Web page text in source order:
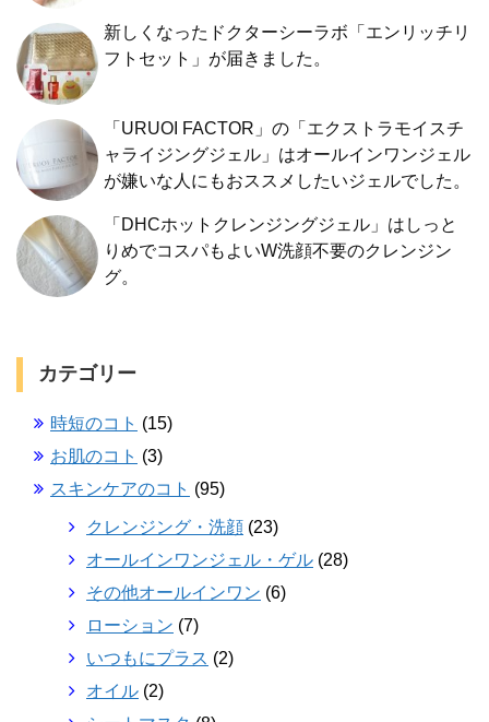
新しくなったドクターシーラボ「エンリッチリ
フトセット」が届きました。
「URUOI FACTOR」の「エクストラモイスチ
ャライジングジェル」はオールインワンジェル
が嫌いな人にもおススメしたいジェルでした。
「DHCホットクレンジングジェル」はしっと
りめでコスパもよいW洗顔不要のクレンジン
グ。
カテゴリー
時短のコト (15)
お肌のコト (3)
スキンケアのコト (95)
クレンジング・洗顔 (23)
オールインワンジェル・ゲル (28)
その他オールインワン (6)
ローション (7)
いつもにプラス (2)
オイル (2)